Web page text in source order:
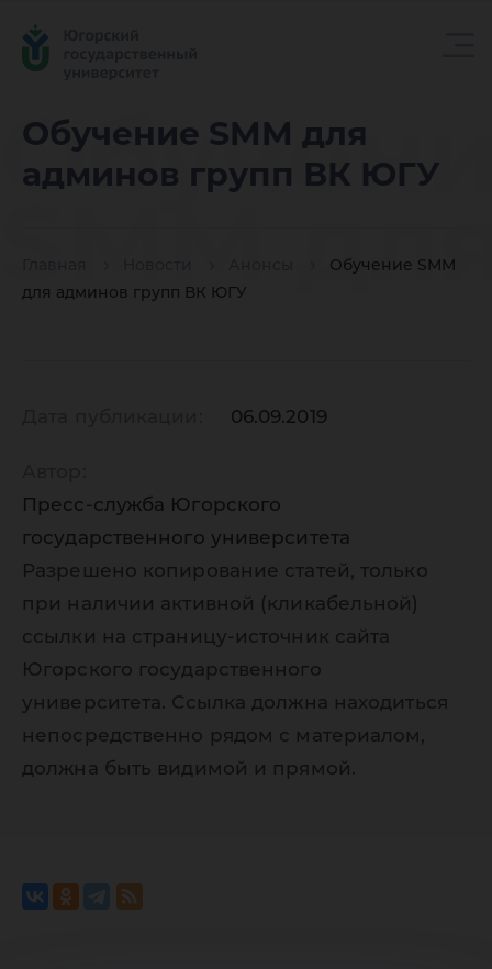
Обучение SMM для
админов групп ВК ЮГУ
Обучение SMM
для админов групп ВК ЮГУ
SMM
групп
ЮГУ
06.09.2019
Пресс-служба Югорского
государственного университета
Разрешено копирование статей, только
при наличии активной (кликабельной)
ссылки на страницу-источник сайта
Югорского государственного
университета. Ссылка должна находиться
непосредственно рядом с материалом,
должна быть видимой и прямой.